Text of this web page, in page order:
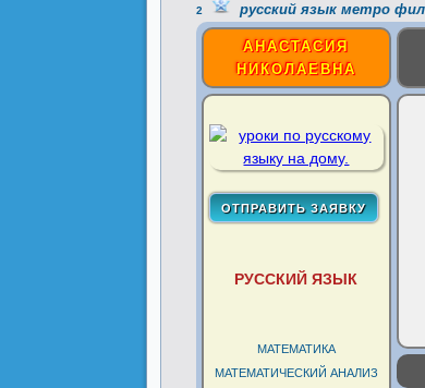
2 русский язык метро
АНАСТАСИЯ
НИКОЛАЕВНА
РУССКИЙ ЯЗЫК
МАТЕМАТИКА
МАТЕМАТИЧЕСКИЙ АНАЛИЗ